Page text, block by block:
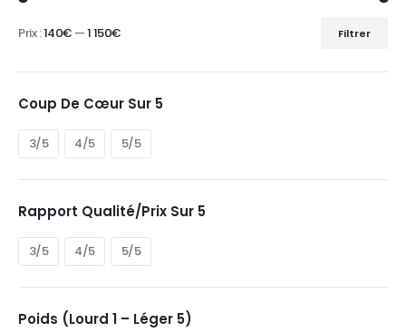
Filtrer
Prix :140€ —1 150€
Coup De Cœur Sur 5
3/5 4/5 5/5
Rapport Qualité/prix Sur 5
3/5 4/5 5/5
Poids (Lourd 1 – Léger 5)